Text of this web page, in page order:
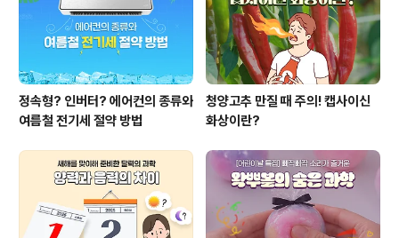
기여는 다소 소극적으로 이야기하게 됩니다. 하지만 그런
본능을 이겨내고 동료를 더 적극적으로 내세..
정속형? 인버터? 에어컨의 종류와
여름철 전기세 절약 방법
청양고추 만질 때 주의! 캡사이신
화상이란?